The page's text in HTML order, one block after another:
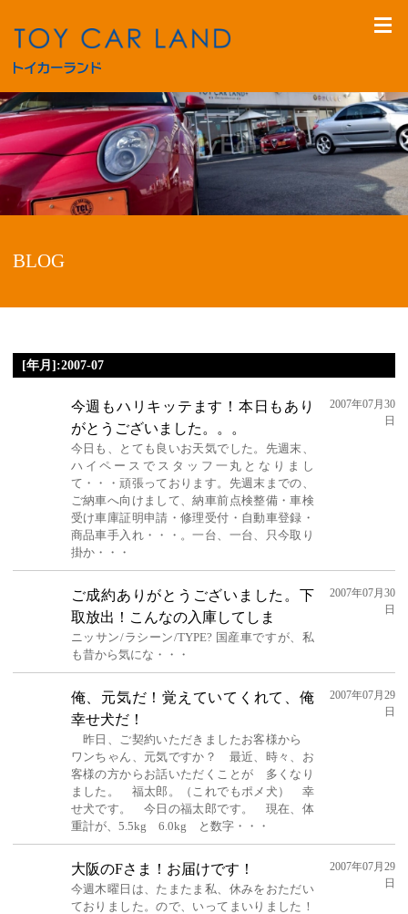
BLOG
[年月]:2007-07
今週もハリキッテます！本日もあり
がとうございました。。。
今日も、とても良いお天気でした。先週末、
ハイペースでスタッフ一丸となりまし
て・・・頑張っております。先週末までの、
ご納車へ向けまして、納車前点検整備・車検
受け車庫証明申請・修理受付・自動車登録・
商品車手入れ・・・。一台、一台、只今取り
掛か・・・
2007年07月30
日
ご成約ありがとうございました。下
取放出！こんなの入庫してしま
ニッサン/ラシーン/TYPE? 国産車ですが、私
も昔から気にな・・・
2007年07月30
日
俺、元気だ！覚えていてくれて、俺
幸せ犬だ！
昨日、ご契約いただきましたお客様から
ワンちゃん、元気ですか？ 最近、時々、お
客様の方からお話いただくことが 多くなり
ました。 福太郎。（これでもポメ犬） 幸
せ犬です。 今日の福太郎です。 現在、体
重計が、5.5kg 6.0kg と数字・・・
2007年07月29
日
大阪のFさま！お届けです！
今週木曜日は、たまたま私、休みをおただい
ておりました。ので、いってまいりました！
2007年07月29
日